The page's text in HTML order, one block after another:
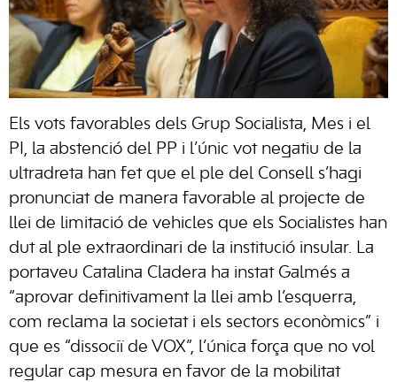
Els vots favorables dels Grup Socialista, Mes i el
PI, la abstenció del PP i l’únic vot negatiu de la
ultradreta han fet que el ple del Consell s’hagi
pronunciat de manera favorable al projecte de
llei de limitació de vehicles que els Socialistes han
dut al ple extraordinari de la institució insular. La
portaveu Catalina Cladera ha instat Galmés a
“aprovar definitivament la llei amb l’esquerra,
com reclama la societat i els sectors econòmics” i
que es “dissociï de VOX”, l’única força que no vol
regular cap mesura en favor de la mobilitat